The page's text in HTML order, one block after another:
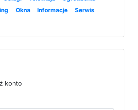
Okna Informacje
Serwis
konto